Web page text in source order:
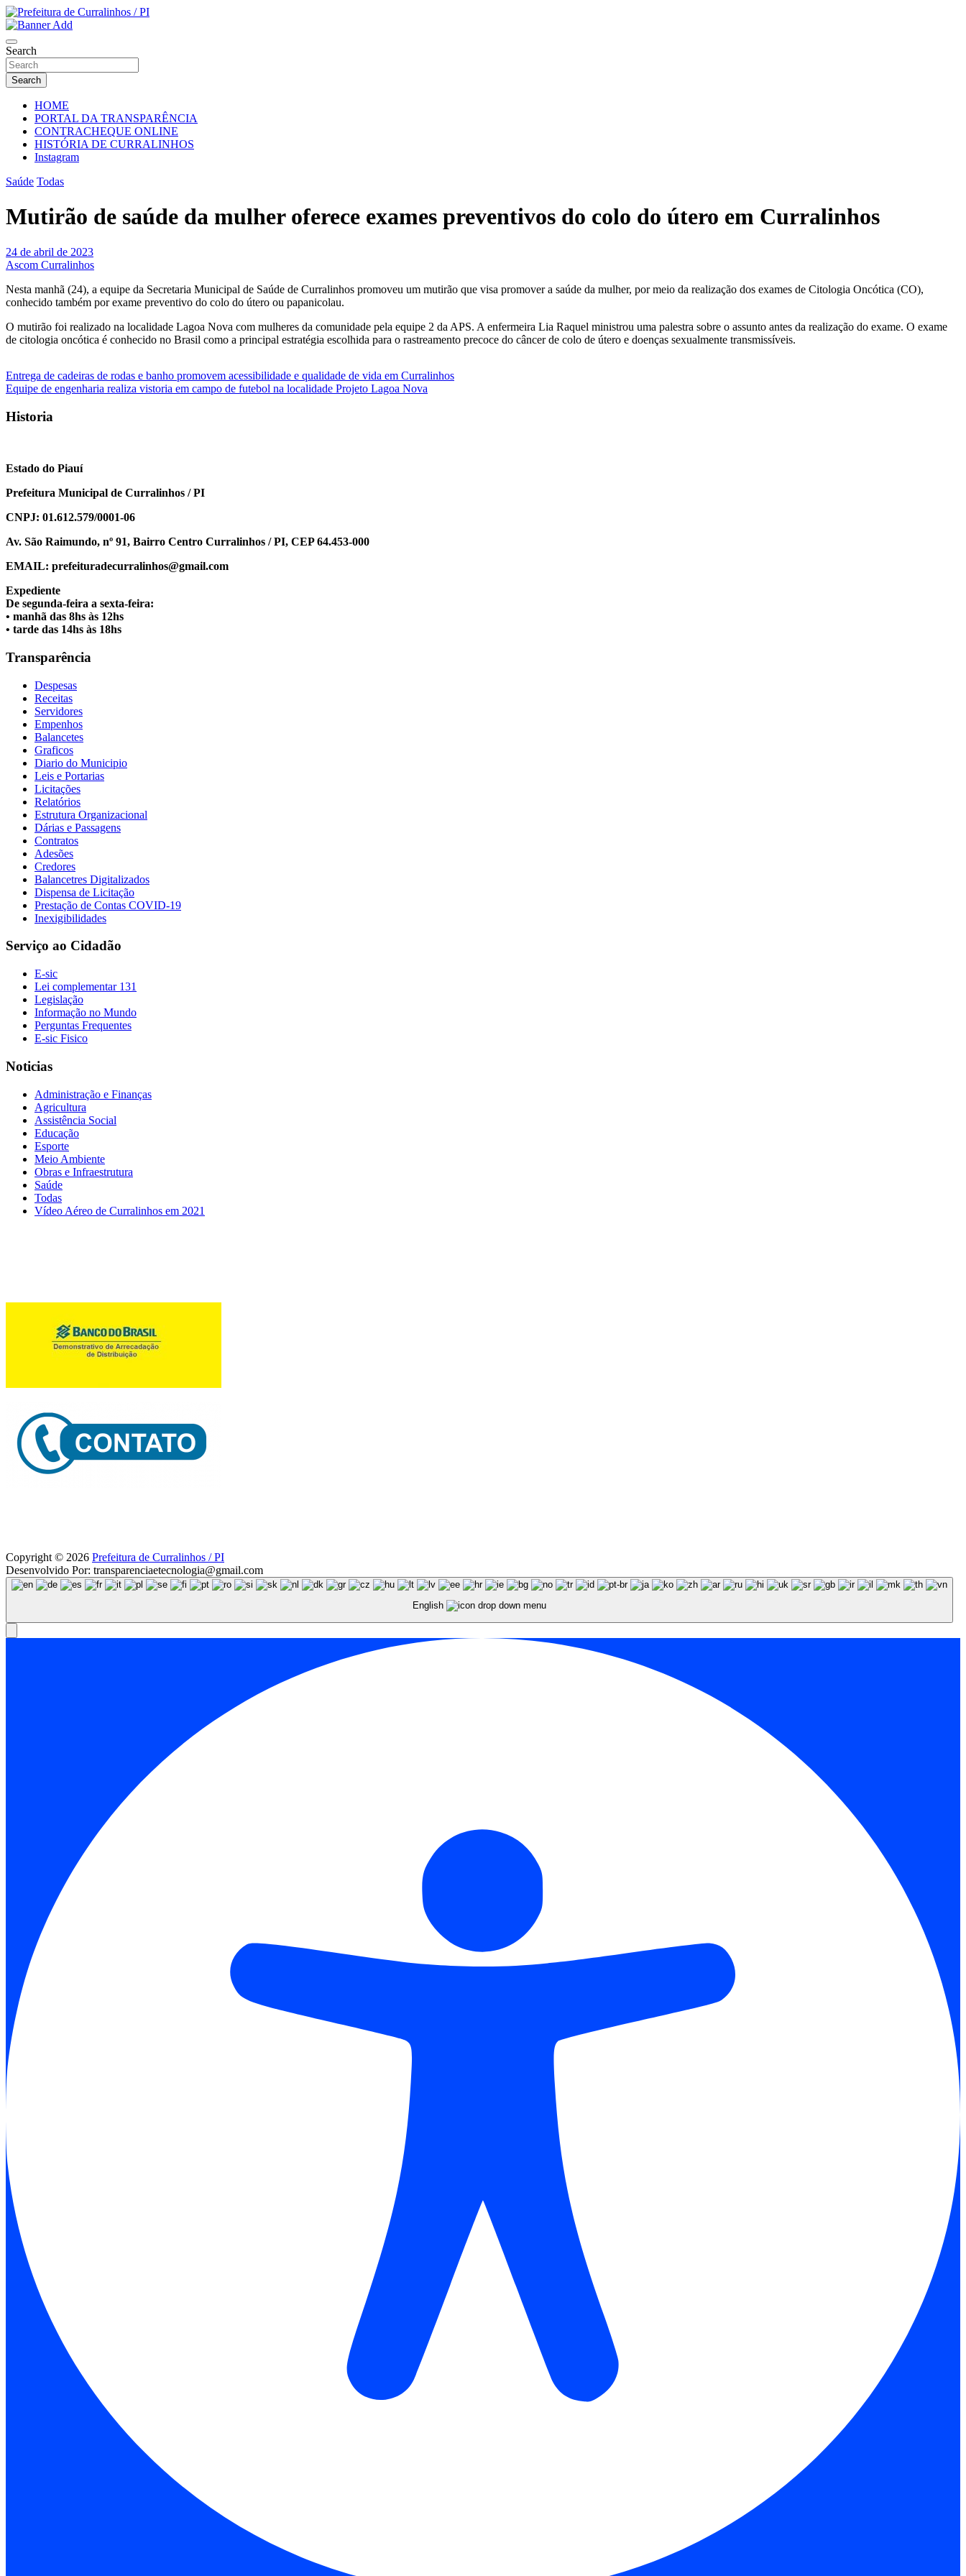
Skip
to
content
Prefeitura de Curralinhos / PI
Search
Search
HOME
PORTAL DA TRANSPARÊNCIA
CONTRACHEQUE ONLINE
HISTÓRIA DE CURRALINHOS
Instagram
Saúde Todas
Mutirão de saúde da mulher oferece exames preventivos do colo do útero em Curralinhos
24 de abril de 2023
Ascom Curralinhos
Nesta manhã (24), a equipe da Secretaria Municipal de Saúde de Curralinhos promoveu um mutirão que visa promover a saúde da mulher, por meio da realização dos exames de Citologia Oncótica (CO),
conhecido também por exame preventivo do colo do útero ou papanicolau.
O mutirão foi realizado na localidade Lagoa Nova com mulheres da comunidade pela equipe 2 da APS. A enfermeira Lia Raquel ministrou uma palestra sobre o assunto antes da realização do exame. O exame
de citologia oncótica é conhecido no Brasil como a principal estratégia escolhida para o rastreamento precoce do câncer de colo de útero e doenças sexualmente transmissíveis.
Navegação
de
Post
Entrega de cadeiras de rodas e banho promovem acessibilidade e qualidade de vida em Curralinhos
Equipe de engenharia realiza vistoria em campo de futebol na localidade Projeto Lagoa Nova
Historia
Estado do Piauí
Prefeitura Municipal de Curralinhos / PI
CNPJ: 01.612.579/0001-06
Av. São Raimundo, nº 91, Bairro Centro Curralinhos / PI, CEP 64.453-000
EMAIL: prefeituradecurralinhos@gmail.com
Expediente
De segunda-feira a sexta-feira:
• manhã das 8hs às 12hs
• tarde das 14hs às 18hs
Transparência
Despesas
Receitas
Servidores
Empenhos
Balancetes
Graficos
Diario do Municipio
Leis e Portarias
Licitações
Relatórios
Estrutura Organizacional
Dárias e Passagens
Contratos
Adesões
Credores
Balancetres Digitalizados
Dispensa de Licitação
Prestação de Contas COVID-19
Inexigibilidades
Serviço ao Cidadão
E-sic
Lei complementar 131
Legislação
Informação no Mundo
Perguntas Frequentes
E-sic Fisico
Noticias
Administração e Finanças
Agricultura
Assistência Social
Educação
Esporte
Meio Ambiente
Obras e Infraestrutura
Saúde
Todas
Vídeo Aéreo de Curralinhos em 2021
Copyright © 2026 Prefeitura de Curralinhos / PI
Desenvolvido Por: transparenciaetecnologia@gmail.com
English